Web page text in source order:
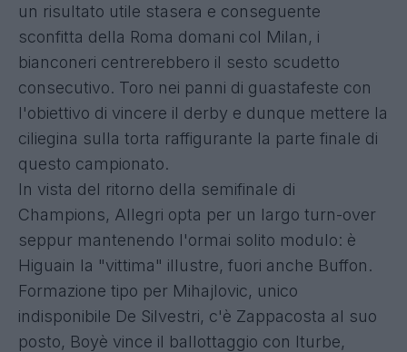
un risultato utile stasera e conseguente
sconfitta della Roma domani col Milan, i
bianconeri centrerebbero il sesto scudetto
consecutivo. Toro nei panni di guastafeste con
l'obiettivo di vincere il derby e dunque mettere la
ciliegina sulla torta raffigurante la parte finale di
questo campionato.
In vista del ritorno della semifinale di
Champions, Allegri opta per un largo turn-over
seppur mantenendo l'ormai solito modulo: è
Higuain la "vittima" illustre, fuori anche Buffon.
Formazione tipo per Mihajlovic, unico
indisponibile De Silvestri, c'è Zappacosta al suo
posto, Boyè vince il ballottaggio con Iturbe,